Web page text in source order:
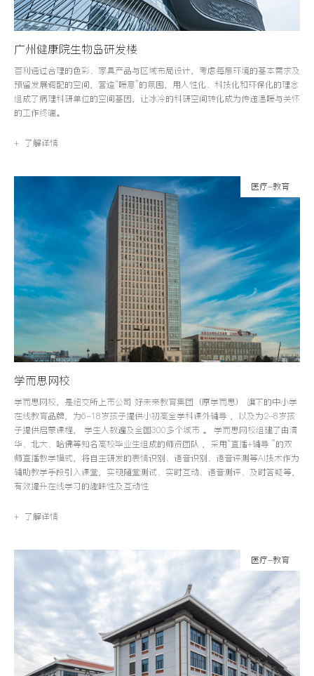
广州健康院生物岛研发楼
百利通过合理的色彩、家具产品与区域布局设计，考虑每层环境的基本需求及
预留发展调配的空间，营造“暖意”的氛围，用人性化、科技化和环保化的理念
组成了病理科研单位的空间基因，让冰冷的科研空间转化成为传递温暖与关怀
的工作终端。
+ 了解详情
医疗-教育
学而思网校
学而思网校，是纽交所上市公司 好未来教育集团（原学而思） 旗下的中小学
在线教育品牌，为6-18岁孩子提供小初高全学科课外辅导 ，以及为2-8岁孩
子提供启蒙课程， 学生人数遍及全国300多个城市 。 学而思网校组建了由清
华、北大、哈佛等知名高校毕业生组成的师资团队 ，采用“直播+辅导 ”的双
师直播教学模式，将自主研发的表情识别、语音识别、语音评测等AI技术作为
辅助教学手段引入课堂，实现随堂测试、实时互动、语音测评、及时答疑等，
有效提升在线学习的趣味性及互动性
+ 了解详情
医疗-教育